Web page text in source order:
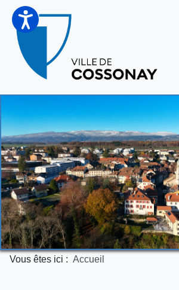
Vous êtes ici : Accueil